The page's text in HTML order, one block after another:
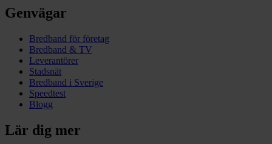
Genvägar
Bredband för företag
Bredband & TV
Leverantörer
Stadsnät
Bredband i Sverige
Speedtest
Blogg
Lär dig mer